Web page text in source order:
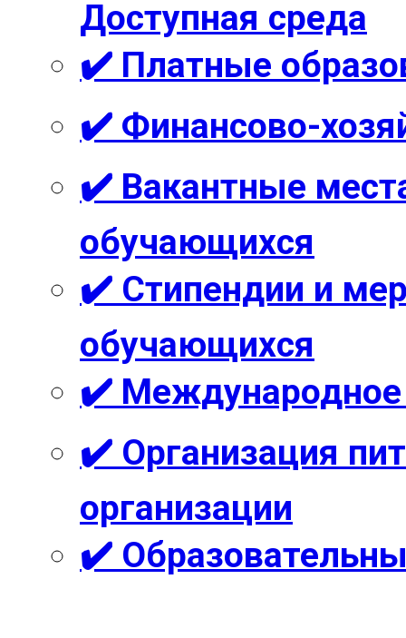
Доступная среда
✔️ Платные
✔️ Финансово-
✔️ Вакантные
обучающихся
✔️ Стипендии и
обучающихся
✔️ Международное
✔️ Организация
организации
✔️